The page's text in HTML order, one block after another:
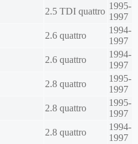
2.5 TDI quattro
1995-
1997
2.6 quattro
1994-
1997
2.6 quattro
1994-
1997
2.8 quattro
1995-
1997
2.8 quattro
1995-
1997
2.8 quattro
1994-
1997